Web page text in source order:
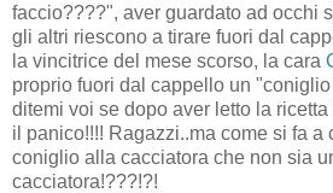
faccio????", aver guardato ad occhi
gli altri riescono a tirare fuori dal
la vincitrice del mese scorso, la cara
proprio fuori dal cappello un
ditemi voi se dopo aver letto la
il panico!!!! Ragazzi..ma come si fa a
coniglio alla cacciatora che non sia
cacciatora!???!?!